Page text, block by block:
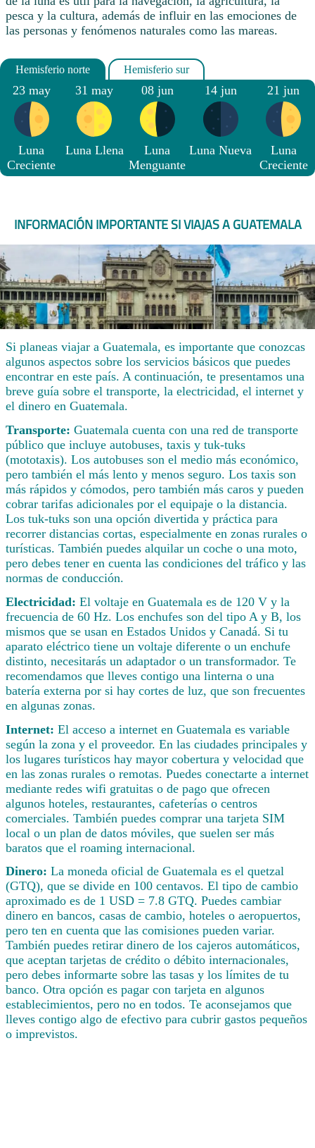
pesca y la cultura, además de influir en las emociones de
las personas y fenómenos naturales como las mareas.
23 may
Luna
Creciente
31 may
Luna Llena
08 jun
Luna
Menguante
14 jun
Luna Nueva
21 jun
Luna
Creciente
INFORMACIÓN IMPORTANTE SI VIAJAS A GUATEMALA
Si planeas viajar a Guatemala, es importante que conozcas
algunos aspectos sobre los servicios básicos que puedes
encontrar en este país. A continuación, te presentamos una
breve guía sobre el transporte, la electricidad, el internet y
el dinero en Guatemala.
Transporte: Guatemala cuenta con una red de transporte
público que incluye autobuses, taxis y tuk-tuks
(mototaxis). Los autobuses son el medio más económico,
pero también el más lento y menos seguro. Los taxis son
más rápidos y cómodos, pero también más caros y pueden
cobrar tarifas adicionales por el equipaje o la distancia.
Los tuk-tuks son una opción divertida y práctica para
recorrer distancias cortas, especialmente en zonas rurales o
turísticas. También puedes alquilar un coche o una moto,
pero debes tener en cuenta las condiciones del tráfico y las
normas de conducción.
Electricidad: El voltaje en Guatemala es de 120 V y la
frecuencia de 60 Hz. Los enchufes son del tipo A y B, los
mismos que se usan en Estados Unidos y Canadá. Si tu
aparato eléctrico tiene un voltaje diferente o un enchufe
distinto, necesitarás un adaptador o un transformador. Te
recomendamos que lleves contigo una linterna o una
batería externa por si hay cortes de luz, que son frecuentes
en algunas zonas.
Internet: El acceso a internet en Guatemala es variable
según la zona y el proveedor. En las ciudades principales y
los lugares turísticos hay mayor cobertura y velocidad que
en las zonas rurales o remotas. Puedes conectarte a internet
mediante redes wifi gratuitas o de pago que ofrecen
algunos hoteles, restaurantes, cafeterías o centros
comerciales. También puedes comprar una tarjeta SIM
local o un plan de datos móviles, que suelen ser más
baratos que el roaming internacional.
Dinero: La moneda oficial de Guatemala es el quetzal
(GTQ), que se divide en 100 centavos. El tipo de cambio
aproximado es de 1 USD = 7.8 GTQ. Puedes cambiar
dinero en bancos, casas de cambio, hoteles o aeropuertos,
pero ten en cuenta que las comisiones pueden variar.
También puedes retirar dinero de los cajeros automáticos,
que aceptan tarjetas de crédito o débito internacionales,
pero debes informarte sobre las tasas y los límites de tu
banco. Otra opción es pagar con tarjeta en algunos
establecimientos, pero no en todos. Te aconsejamos que
lleves contigo algo de efectivo para cubrir gastos pequeños
o imprevistos.